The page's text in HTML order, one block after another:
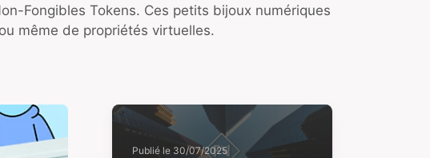
Fongibles Tokens. Ces petits bijoux numériques
même de propriétés virtuelles.
Publié le 30/07/2025